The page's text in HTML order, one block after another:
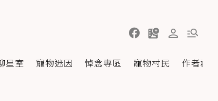
星室 寵物迷因 悼念專區 寵物村民 作者群